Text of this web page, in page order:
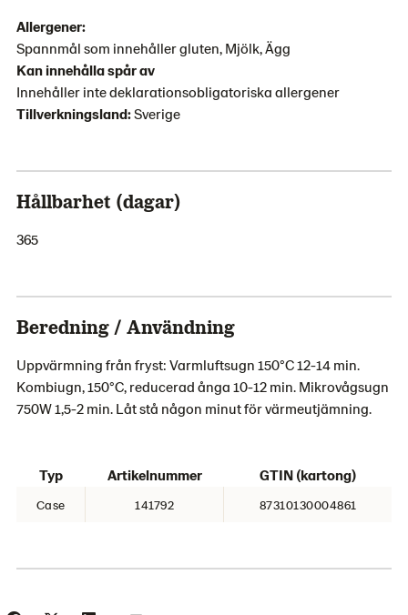
Allergener:
Spannmål som innehåller gluten, Mjölk, Ägg
Kan innehålla spår av
Innehåller inte deklarationsobligatoriska allergener
Tillverkningsland:Sverige
Hållbarhet (dagar)
365
Beredning / Användning
Uppvärmning från fryst: Varmluftsugn 150°C 12-14 min.
Kombiugn, 150°C, reducerad ånga 10-12 min. Mikrovågsugn
750W 1,5-2 min. Låt stå någon minut för värmeutjämning.
Typ Artikelnummer GTIN (kartong)
Case 141792 87310130004861